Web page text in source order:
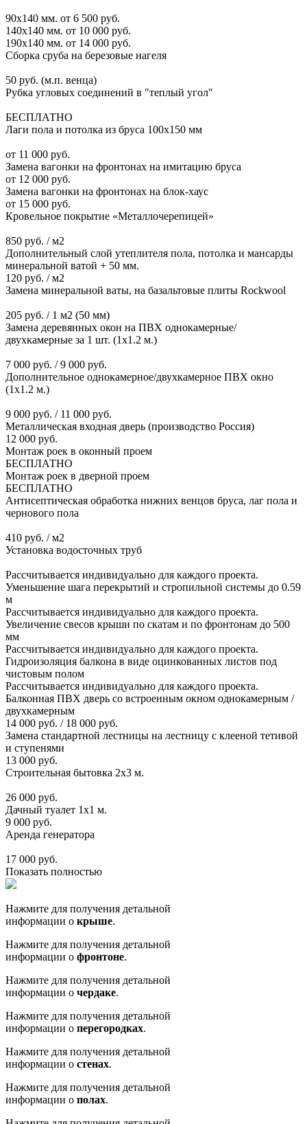
90х140 мм. от 6 500 руб.
140х140 мм. от 10 000 руб.
190х140 мм. от 14 000 руб.
Сборка сруба на березовые нагеля
50 руб. (м.п. венца)
Рубка угловых соединений в "теплый угол"
БЕСПЛАТНО
Лаги пола и потолка из бруса 100х150 мм
от 11 000 руб.
Замена вагонки на фронтонах на имитацию бруса
от 12 000 руб.
Замена вагонки на фронтонах на блок-хаус
от 15 000 руб.
Кровельное покрытие «Металлочерепицей»
850 руб. / м2
Дополнительный слой утеплителя пола, потолка и мансарды
минеральной ватой + 50 мм.
120 руб. / м2
Замена минеральной ваты, на базальтовые плиты Rockwool
205 руб. / 1 м2 (50 мм)
Замена деревянных окон на ПВХ однокамерные/
двухкамерные за 1 шт. (1х1.2 м.)
7 000 руб. / 9 000 руб.
Дополнительное однокамерное/двухкамерное ПВХ окно
(1х1.2 м.)
9 000 руб. / 11 000 руб.
Металлическая входная дверь (производство Россия)
12 000 руб.
Монтаж роек в оконный проем
БЕСПЛАТНО
Монтаж роек в дверной проем
БЕСПЛАТНО
Антисептическая обработка нижних венцов бруса, лаг пола и
чернового пола
410 руб. / м2
Установка водосточных труб
Рассчитывается индивидуально для каждого проекта.
Уменьшение шага перекрытий и стропильной системы до 0.59
м
Рассчитывается индивидуально для каждого проекта.
Увеличение свесов крыши по скатам и по фронтонам до 500
мм
Рассчитывается индивидуально для каждого проекта.
Гидроизоляция балкона в виде оцинкованных листов под
чистовым полом
Рассчитывается индивидуально для каждого проекта.
Балконная ПВХ дверь со встроенным окном однокамерным /
двухкамерным
14 000 руб. / 18 000 руб.
Замена стандартной лестницы на лестницу с клееной тетивой
и ступенями
13 000 руб.
Строительная бытовка 2х3 м.
26 000 руб.
Дачный туалет 1х1 м.
9 000 руб.
Аренда генератора
17 000 руб.
Показать полностью
Нажмите для получения детальной
информации о крыше.
Нажмите для получения детальной
информации о фронтоне.
Нажмите для получения детальной
информации о чердаке.
Нажмите для получения детальной
информации о перегородках.
Нажмите для получения детальной
информации о стенах.
Нажмите для получения детальной
информации о полах.